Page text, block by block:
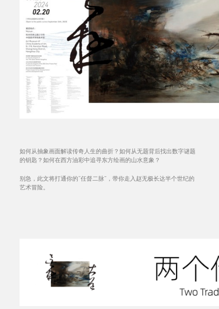
如何从抽象画面解读传奇人生的曲折？如何从无题背后找出数字谜题
的钥匙？如何在西方油彩中追寻东方绘画的山水意象？
别急，此文将打通你的“任督二脉”，带你走入赵无极长达半个世纪的
艺术冒险。